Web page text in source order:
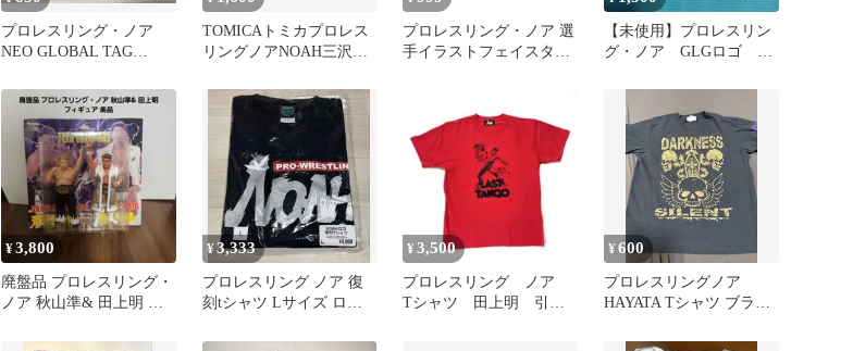
プロレスリング・ノア
NEO GLOBAL TAG
TOMICAトミカプロレス
リングノアNOAH三沢光
プロレスリング・ノア 選
手イラストフェイスタオ
【未使用】プロレスリン
グ・ノア GLGロゴ ス
¥3,800
廃盤品 プロレスリング・
ノア 秋山準& 田上明 フ
¥3,333
プロレスリング ノア 復
刻tシャツ Lサイズ ロゴ
¥ 3,500
プロレスリング ノア
Tシャツ 田上明 引退
¥600
プロレスリングノア
HAYATA Tシャツ ブラッ